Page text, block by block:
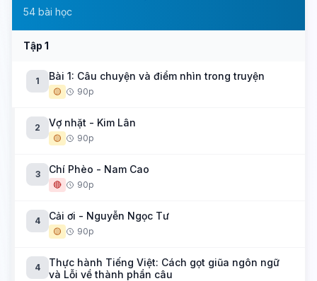
54 bài học
Tập 1
1 Bài 1: Câu chuyện và điểm nhìn trong truyện
🟡 90p
2 Vợ nhặt - Kim Lân
🟡 90p
3 Chí Phèo - Nam Cao
🔴 90p
4 Cải ơi - Nguyễn Ngọc Tư
🟡 90p
4
Thực hành Tiếng Việt: Cách gọt giũa ngôn ngữ
và Lỗi về thành phần câu